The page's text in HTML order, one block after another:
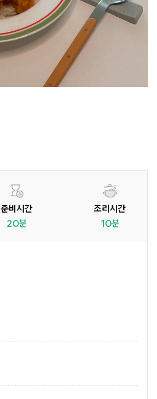
준비시간
20분
조리시간
10분